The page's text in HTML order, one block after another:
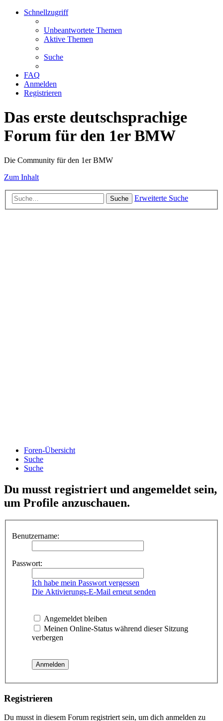
Schnellzugriff
Unbeantwortete Themen
Aktive Themen
Suche
FAQ
Anmelden
Registrieren
Das erste deutschsprachige
Forum für den 1er BMW
Die Community für den 1er BMW
Zum Inhalt
Suche Erweiterte Suche
Foren-Übersicht
Suche
Suche
Du musst registriert und angemeldet sein,
um Profile anzuschauen.
Benutzername:
Passwort:
Ich habe mein Passwort vergessen
Die Aktivierungs-E-Mail erneut senden
Angemeldet bleiben
Meinen Online-Status während dieser Sitzung
verbergen
Registrieren
Du musst in diesem Forum registriert sein, um dich anmelden zu